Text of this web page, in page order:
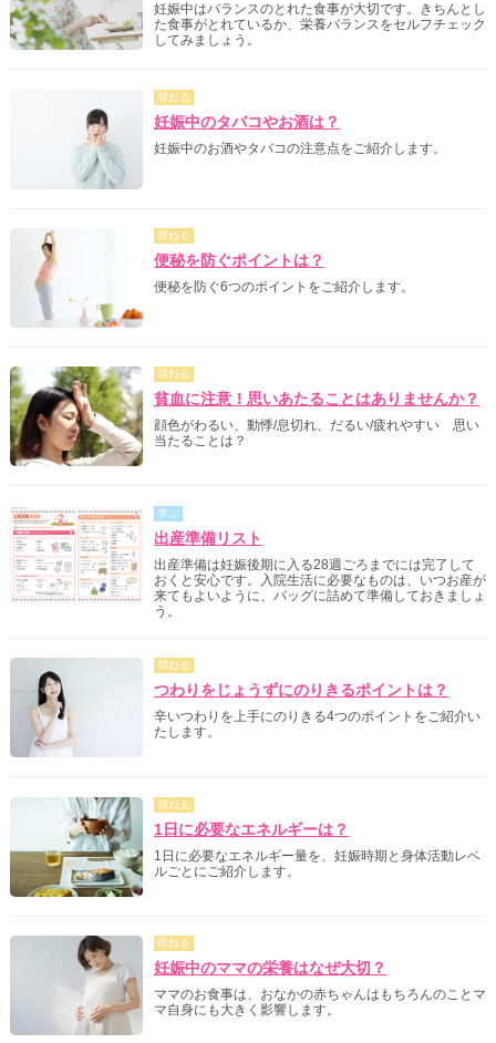
妊娠中はバランスのとれた食事が大切です。きちんとし
た食事がとれているか、栄養バランスをセルフチェック
してみましょう。
尋ねる
妊娠中のタバコやお酒は？
妊娠中のお酒やタバコの注意点をご紹介します。
尋ねる
便秘を防ぐポイントは？
便秘を防ぐ6つのポイントをご紹介します。
尋ねる
貧血に注意！思いあたることはありませんか？
顔色がわるい、動悸/息切れ、だるい/疲れやすい 思い
当たることは？
学ぶ
出産準備リスト
出産準備は妊娠後期に入る28週ごろまでには完了して
おくと安心です。入院生活に必要なものは、いつお産が
来てもよいように、バッグに詰めて準備しておきましょ
う。
尋ねる
つわりをじょうずにのりきるポイントは？
辛いつわりを上手にのりきる4つのポイントをご紹介い
たします。
尋ねる
1日に必要なエネルギーは？
1日に必要なエネルギー量を、妊娠時期と身体活動レベ
ルごとにご紹介します。
尋ねる
妊娠中のママの栄養はなぜ大切？
ママのお食事は、おなかの赤ちゃんはもちろんのことマ
マ自身にも大きく影響します。